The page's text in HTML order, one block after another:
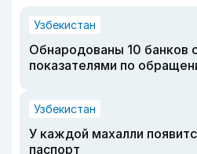
Узбекистан
Обнародованы 10 банков
показателями по
Узбекистан
У каждой махалли
паспорт